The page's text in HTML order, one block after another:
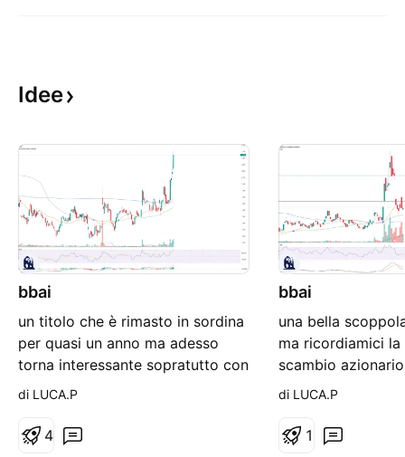
Idee
bbai
un titolo che è rimasto in sordina
per quasi un anno ma adesso
torna interessante sopratutto con
volumi
di LUCA.P
4
bbai
una bella
ma ricordiamici
scambio
tutt'atro che da
di LUCA.P
1